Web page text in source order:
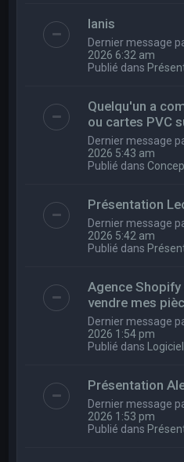
Ianis
Dernier message
2026 6:32 am
Publié dans
Quelqu'un a
ou cartes PVC
Dernier message
2026 5:43 am
Publié dans
Présentation
Dernier message
2026 5:42 am
Publié dans
Agence
vendre mes
Dernier message
2026 1:54 pm
Publié dans
Présentation
Dernier message
2026 1:53 pm
Publié dans